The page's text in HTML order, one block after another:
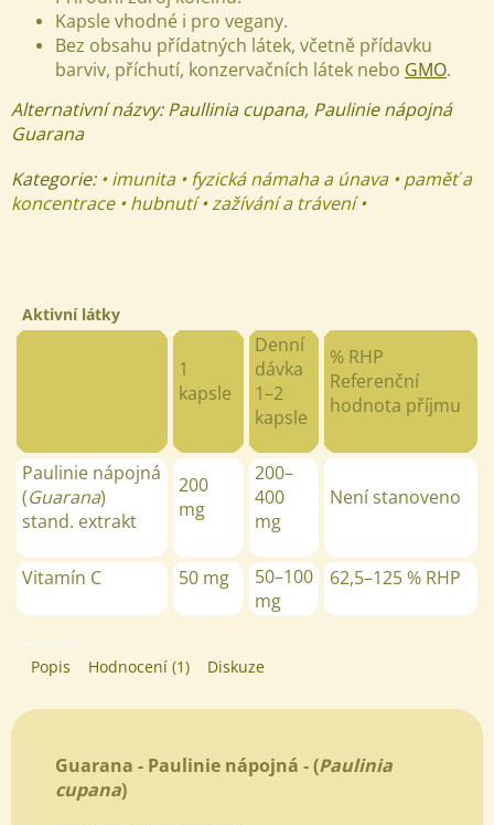
Kapsle vhodné i pro vegany.
Bez obsahu přídatných látek, včetně přídavku
barviv, příchutí, konzervačních látek nebo GMO.
Alternativní názvy: Paullinia cupana, Paulinie nápojná
Guarana
Kategorie: • imunita • fyzická námaha a únava • paměť a
koncentrace • hubnutí • zažívání a trávení •
Aktivní látky
1
kapsle
Denní
dávka
1–2
kapsle
% RHP
Referenční
hodnota příjmu
Paulinie nápojná
(Guarana)
stand. extrakt
200
mg
200–
400
mg
Není stanoveno
Vitamín C 50 mg 50–100
mg
62,5–125 % RHP
Popis Hodnocení (1) Diskuze
Guarana - Paulinie nápojná - (Paulinia
cupana)